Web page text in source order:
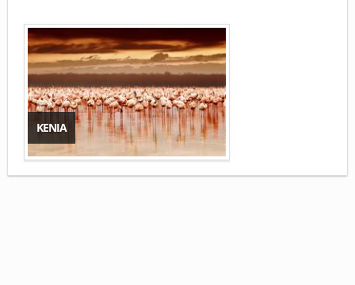
KENIA